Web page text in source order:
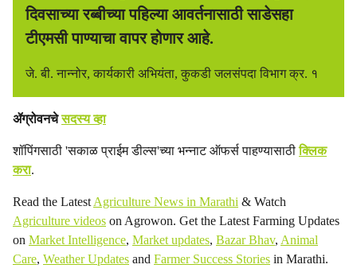
दिवसाच्या रब्बीच्या पहिल्या आवर्तनासाठी साडेसहा
टीएमसी पाण्याचा वापर होणार आहे.
जे. बी. नान्नोर, कार्यकारी अभियंता, कुकडी जलसंपदा विभाग क्र. १
ॲग्रोवनचेसदस्य व्हा
शॉपिंगसाठी 'सकाळ प्राईम डील्स'च्या भन्नाट ऑफर्स पाहण्यासाठीक्लिक
करा.
Read the Latest Agriculture News in Marathi & Watch
Agriculture videos on Agrowon. Get the Latest Farming Updates
on Market Intelligence, Market updates, Bazar Bhav, Animal
Care, Weather Updates and Farmer Success Stories in Marathi.